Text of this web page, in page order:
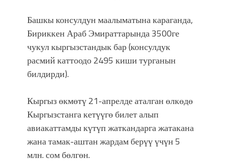
Башкы консулдун маалыматына караганда,
Бириккен Араб Эмираттарында 3500ге
чукул кыргызстандык бар (консулдук
расмий каттоодо 2495 киши турганын
билдирди).
Кыргыз өкмөтү 21-апрелде аталган өлкөдө
Кыргызстанга кетүүгө билет алып
авиакаттамды күтүп жаткандарга жатакана
жана тамак-аштан жардам берүү үчүн 5
млн. сом бөлгөн.